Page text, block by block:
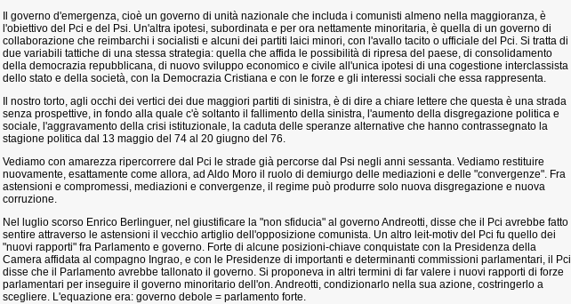
Il governo d'emergenza, cioè un governo di unità nazionale che includa i comunisti almeno nella maggioranza, è
l'obiettivo del Pci e del Psi. Un'altra ipotesi, subordinata e per ora nettamente minoritaria, è quella di un governo di
collaborazione che reimbarchi i socialisti e alcuni dei partiti laici minori, con l'avallo tacito o ufficiale del Pci. Si tratta di
due variabili tattiche di una stessa strategia: quella che affida le possibilità di ripresa del paese, di consolidamento
della democrazia repubblicana, di nuovo sviluppo economico e civile all'unica ipotesi di una cogestione interclassista
dello stato e della società, con la Democrazia Cristiana e con le forze e gli interessi sociali che essa rappresenta.
Il nostro torto, agli occhi dei vertici dei due maggiori partiti di sinistra, è di dire a chiare lettere che questa è una strada
senza prospettive, in fondo alla quale c'è soltanto il fallimento della sinistra, l'aumento della disgregazione politica e
sociale, l'aggravamento della crisi istituzionale, la caduta delle speranze alternative che hanno contrassegnato la
stagione politica dal 13 maggio del 74 al 20 giugno del 76.
Vediamo con amarezza ripercorrere dal Pci le strade già percorse dal Psi negli anni sessanta. Vediamo restituire
nuovamente, esattamente come allora, ad Aldo Moro il ruolo di demiurgo delle mediazioni e delle "convergenze". Fra
astensioni e compromessi, mediazioni e convergenze, il regime può produrre solo nuova disgregazione e nuova
corruzione.
Nel luglio scorso Enrico Berlinguer, nel giustificare la "non sfiducia" al governo Andreotti, disse che il Pci avrebbe fatto
sentire attraverso le astensioni il vecchio artiglio dell'opposizione comunista. Un altro leit-motiv del Pci fu quello dei
"nuovi rapporti" fra Parlamento e governo. Forte di alcune posizioni-chiave conquistate con la Presidenza della
Camera affidata al compagno Ingrao, e con le Presidenze di importanti e determinanti commissioni parlamentari, il Pci
disse che il Parlamento avrebbe tallonato il governo. Si proponeva in altri termini di far valere i nuovi rapporti di forze
parlamentari per inseguire il governo minoritario dell'on. Andreotti, condizionarlo nella sua azione, costringerlo a
scegliere. L'equazione era: governo debole = parlamento forte.